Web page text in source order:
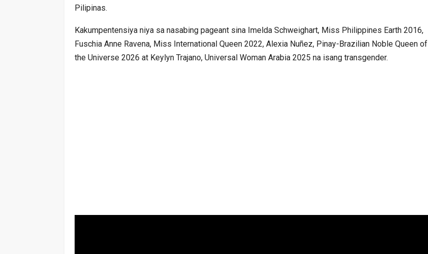
Pilipinas.
Kakumpentensiya niya sa nasabing pageant sina Imelda Schweighart, Miss Philippines Earth 2016,
Fuschia Anne Ravena, Miss International Queen 2022, Alexia Nuñez, Pinay-Brazilian Noble Queen of
the Universe 2026 at Keylyn Trajano, Universal Woman Arabia 2025 na isang transgender.